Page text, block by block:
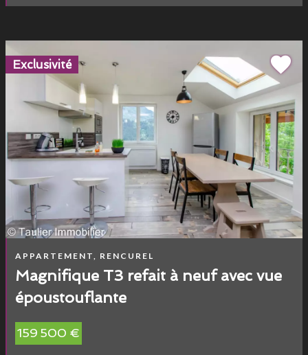
APPARTEMENT, RENCUREL
Magnifique T3 refait à neuf avec vue
époustouflante
159 500 €
Exclusivité